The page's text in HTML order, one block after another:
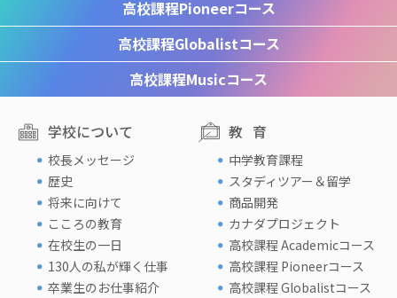
高校課程Pioneerコース
高校課程Globalistコース
高校課程Musicコース
学校について
校長メッセージ
歴史
将来に向けて
こころの教育
在校生の一日
130人の私が輝く仕事
卒業生のお仕事紹介
教育
中学教育課程
スタディツアー＆留学
商品開発
カナダプロジェクト
高校課程 Academicコース
高校課程 Pioneerコース
高校課程 Globalistコース